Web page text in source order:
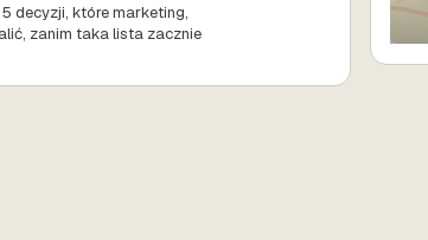
decyzji, które marketing,
zanim taka lista zacznie